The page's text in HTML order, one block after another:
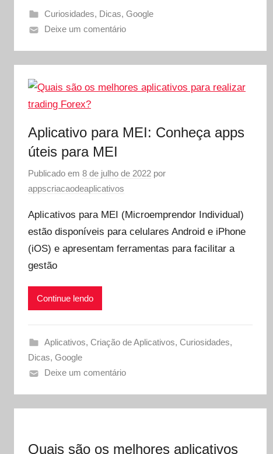
Curiosidades, Dicas, Google
Deixe um comentário
Aplicativo para MEI: Conheça apps
úteis para MEI
Publicado em 8 de julho de 2022 por
appscriacaodeaplicativos
Aplicativos para MEI (Microemprendor Individual)
estão disponíveis para celulares Android e iPhone
(iOS) e apresentam ferramentas para facilitar a
gestão
Continue lendo
Aplicativos, Criação de Aplicativos, Curiosidades,
Dicas, Google
Deixe um comentário
Quais são os melhores aplicativos